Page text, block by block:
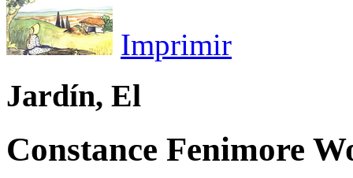
Imprimir
Jardín, El
Constance Fenimore